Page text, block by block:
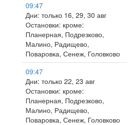
09:47
Дни: только 16, 29, 30 авг
Остановки: кроме:
Планерная, Подрезково,
Малино, Радищево,
Поваровка, Сенеж, Головково
09:47
Дни: только 22, 23 авг
Остановки: кроме:
Планерная, Подрезково,
Малино, Радищево,
Поваровка, Сенеж, Головково